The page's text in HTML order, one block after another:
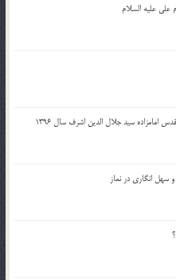
علیه السلام
امامزاده سید جلال الدین اشرف سال 1396
سهل انگاری در نماز